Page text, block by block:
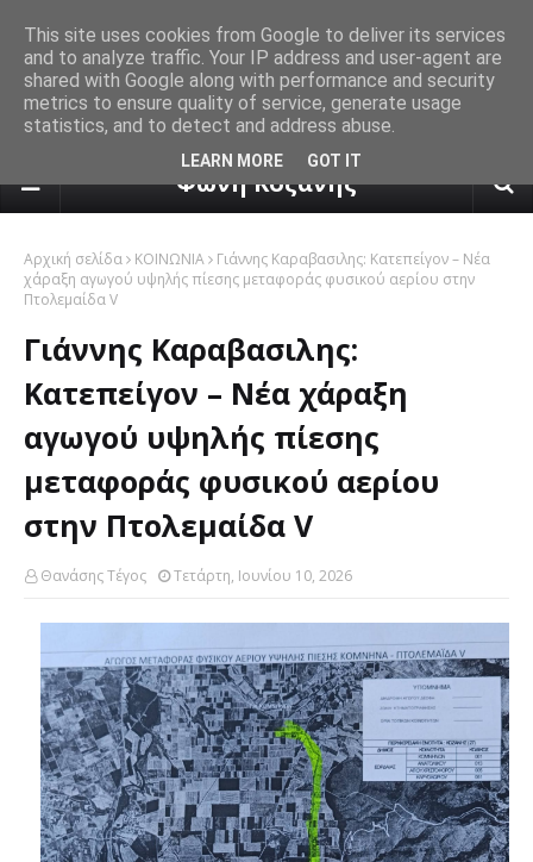
πρόγνωση καιρού από το
Φωνή Κοζάνης
Αρχική σελίδα ΚΟΙΝΩΝΙΑ
Γιάννης Καραβασιλης: Κατεπείγον – Νέα
χάραξη αγωγού υψηλής πίεσης μεταφοράς φυσικού αερίου στην
Πτολεμαίδα V
Γιάννης Καραβασιλης:
Κατεπείγον – Νέα χάραξη
αγωγού υψηλής πίεσης
μεταφοράς φυσικού αερίου
στην Πτολεμαίδα V
Θανάσης Τέγος Τετάρτη, Ιουνίου 10, 2026
This site uses cookies from Google to deliver its services
and to analyze traffic. Your IP address and user-agent are
shared with Google along with performance and security
metrics to ensure quality of service, generate usage
statistics, and to detect and address abuse.
LEARN MORE GOT IT